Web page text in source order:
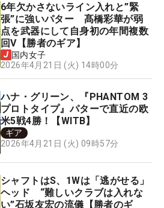
6年欠かさないライン入れと”緊
張”に強いパター 髙橋彩華が弱
点を武器にして自身初の年間複数
回V【勝者のギア】
国内女子
2026年4月21日 (火) 14時00分
ハナ・グリーン、『PHANTOM 3
プロトタイプ』パターで直近の欧
米5戦4勝！【WITB】
ギア
2026年4月21日 (火) 09時57分
シャフトはS、1Wは「逃がせる」
ヘッド “難しいクラブは入れな
い”石坂友宏の流儀【勝者のギ